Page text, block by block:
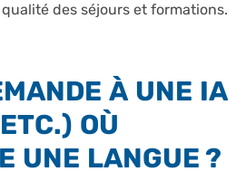
des séjours et formations.
À UNE IA
OÙ
UNE LANGUE ?